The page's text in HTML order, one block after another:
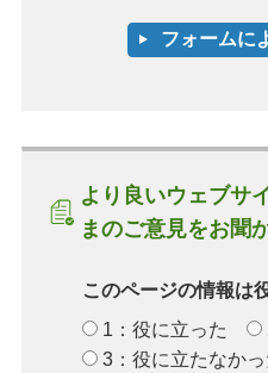
より良いウェブサ
まのご意見をお聞
このページの情報は
1：役に立った
3：役に立たなかっ